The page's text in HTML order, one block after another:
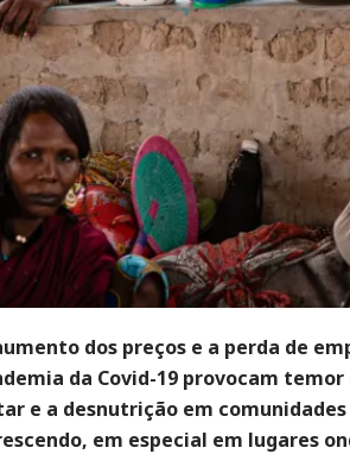
dos preços e a perda de
da Covid-19 provocam temor
e a desnutrição em
em especial em lugares